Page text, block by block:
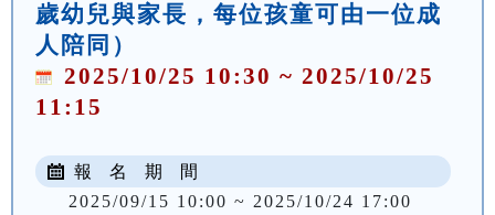
歲幼兒與家長，每位孩童可由一位成
人陪同）
2025/10/25 10:30 ~ 2025/10/25
11:15
報 名 期 間
2025/09/15 10:00 ~ 2025/10/24 17:00